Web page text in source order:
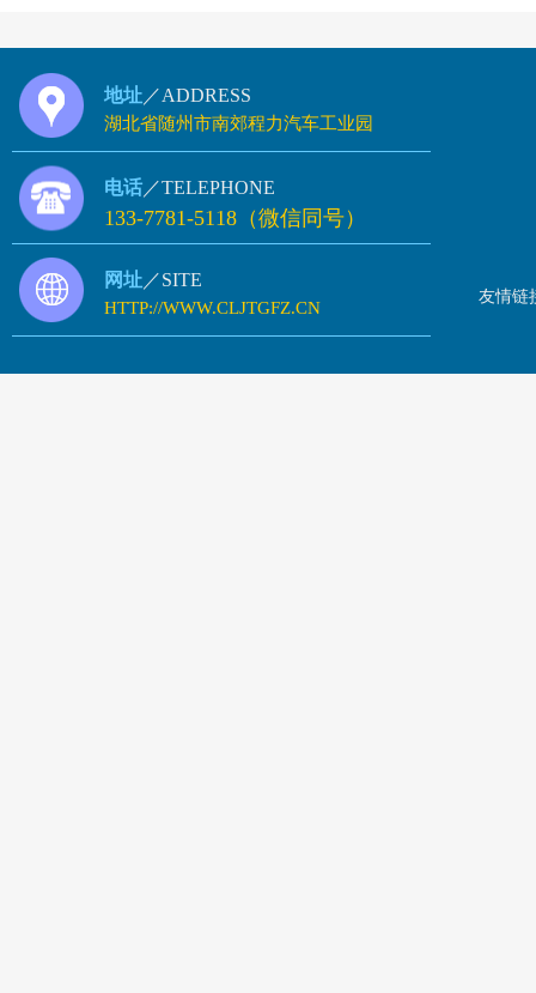
地址 ／ADDRESS
湖北省随州市南郊程力汽车工业园
电话 ／TELEPHONE
133-7781-5118（微信同号）
网址 ／SITE
HTTP://WWW.CLJTGFZ.CN
友情链